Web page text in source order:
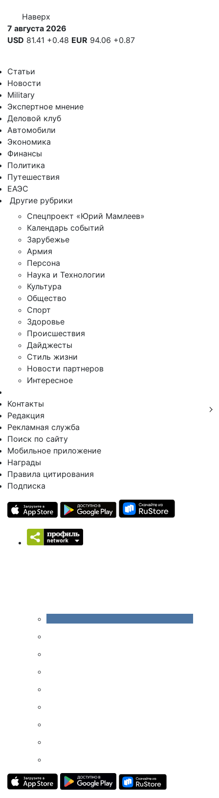
Наверх
7 августа 2026
USD 81.41 +0.48 EUR 94.06 +0.87
Статьи
Новости
Military
Экспертное мнение
Деловой клуб
Автомобили
Экономика
Финансы
Политика
Путешествия
ЕАЭС
Другие рубрики
Спецпроект «Юрий Мамлеев»
Календарь событий
Зарубежье
Армия
Персона
Наука и Технологии
Культура
Общество
Спорт
Здоровье
Происшествия
Дайджесты
Стиль жизни
Новости партнеров
Интересное
Контакты
Редакция
Рекламная служба
Поиск по сайту
Мобильное приложение
Награды
Правила цитирования
Подписка